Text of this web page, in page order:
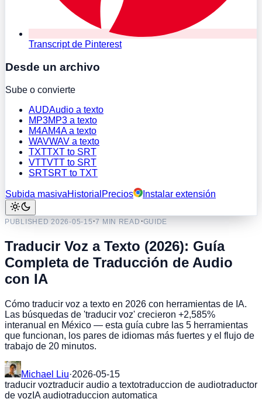
Transcript de Pinterest
Desde un archivo
Sube o convierte
AUDAudio a texto
MP3MP3 a texto
M4AM4A a texto
WAVWAV a texto
TXTTXT to SRT
VTTVTT to SRT
SRTSRT to TXT
Subida masivaHistorial Precios Instalar extensión
PUBLISHED2026-05-15·7 MIN READ ·GUIDE
Traducir Voz a Texto (2026): Guía
Completa de Traducción de Audio
con IA
Cómo traducir voz a texto en 2026 con herramientas de IA.
Las búsquedas de 'traducir voz' crecieron +2,585%
interanual en México — esta guía cubre las 5 herramientas
que funcionan, los pares de idiomas más fuertes y el flujo de
trabajo de 20 minutos.
Michael Liu·2026-05-15
traducir voztraducir audio a textotraduccion de audiotraductor
de voz IA audiotraduccion automatica